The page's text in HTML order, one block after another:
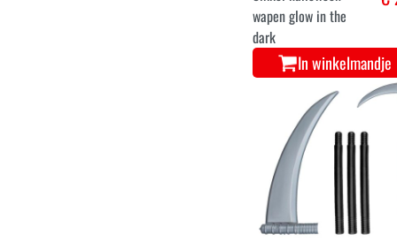
wapen glow in the
dark
In winkelmandje